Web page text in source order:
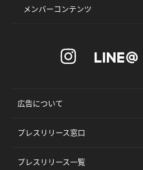
メンバーコンテンツ
広告について
プレスリリース窓口
プレスリリース一覧